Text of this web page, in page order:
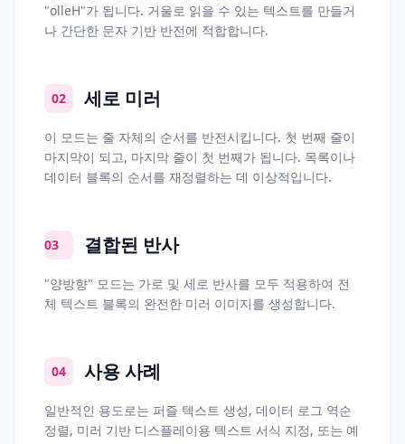
"olleH"가 됩니다. 거울로 읽을 수 있는 텍스트를 만들거
나 간단한 문자 기반 반전에 적합합니다.
02 세로 미러
이 모드는 줄 자체의 순서를 반전시킵니다. 첫 번째 줄이
마지막이 되고, 마지막 줄이 첫 번째가 됩니다. 목록이나
데이터 블록의 순서를 재정렬하는 데 이상적입니다.
03 결합된 반사
"양방향" 모드는 가로 및 세로 반사를 모두 적용하여 전
체 텍스트 블록의 완전한 미러 이미지를 생성합니다.
04 사용 사례
일반적인 용도로는 퍼즐 텍스트 생성, 데이터 로그 역순
정렬, 미러 기반 디스플레이용 텍스트 서식 지정, 또는 예